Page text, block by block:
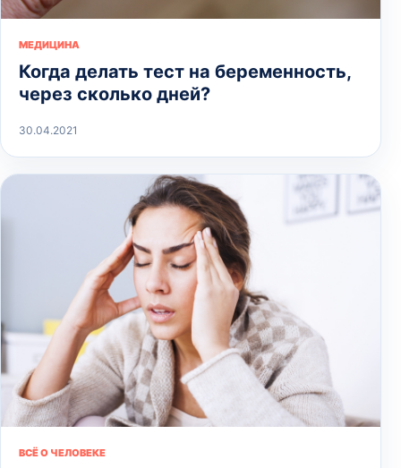
МЕДИЦИНА
Когда делать тест на беременность,
через сколько дней?
30.04.2021
ВСЁ О ЧЕЛОВЕКЕ